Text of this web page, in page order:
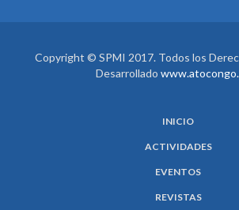
Copyright © SPMI 2017. Todos los
Desarrollado
INICIO
ACTIVIDADES
EVENTOS
REVISTAS